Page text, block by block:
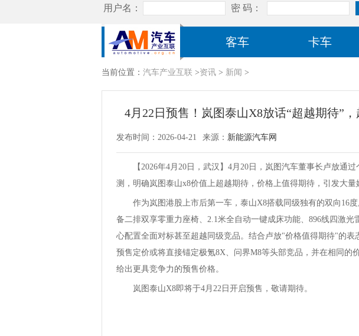
客车 卡车
当前位置： 汽车产业互联 >资讯 > 新闻 >
4月22日预售！岚图泰山X8放话“超越期待”
发布时间：2026-04-21 来源： 新能源汽车网
【2026年4月20日，武汉】4月20日，岚图汽车董事长卢放通过
测，明确岚图泰山x8价值上超越期待，价格上值得期待，引发大量
作为岚图港股上市后第一车，泰山X8搭载同级独有的双向16度
备二排双享零重力座椅、2.1米全自动一键成床功能、896线四激
心配置全面对标甚至超越同级竞品。结合卢放"价格值得期待"的表
预售定价或将直接锚定极氪8X、问界M8等头部竞品，并在相同的
给出更具竞争力的预售价格。
岚图泰山X8即将于4月22日开启预售，敬请期待。